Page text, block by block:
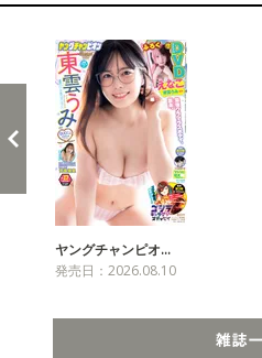
ヤングチャンピオ…
発売日：2026.08.10